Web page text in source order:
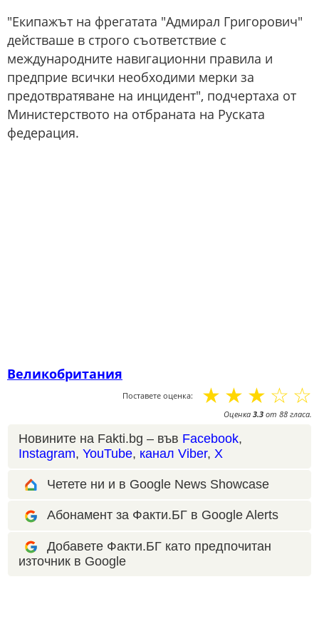
"Екипажът на фрегатата "Адмирал Григорович"
действаше в строго съответствие с
международните навигационни правила и
предприе всички необходими мерки за
предотвратяване на инцидент", подчертаха от
Министерството на отбраната на Руската
федерация.
Великобритания
Поставете оценка: ☆
☆
☆
☆
☆
Оценка 3.3 от 88 гласа.
Новините на Fakti.bg – във Facebook,
Instagram, YouTube, канал Viber, X
Четете ни и в Google News Showcase
Абонамент за Факти.БГ в Google Alerts
Добавете Факти.БГ като предпочитан
източник в Google